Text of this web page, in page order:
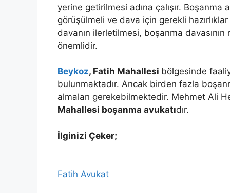
yerine getirilmesi adına çalışır. Boşanma
görüşülmeli ve dava için gerekli
davanın ilerletilmesi, boşanma
önemlidir.
Beykoz, Fatih Mahallesi bölgesinde
bulunmaktadır. Ancak birden fazla
almaları gerekebilmektedir. Mehmet Ali
Mahallesi boşanma avukatıdır.
İlginizi Çeker;
Fatih Avukat